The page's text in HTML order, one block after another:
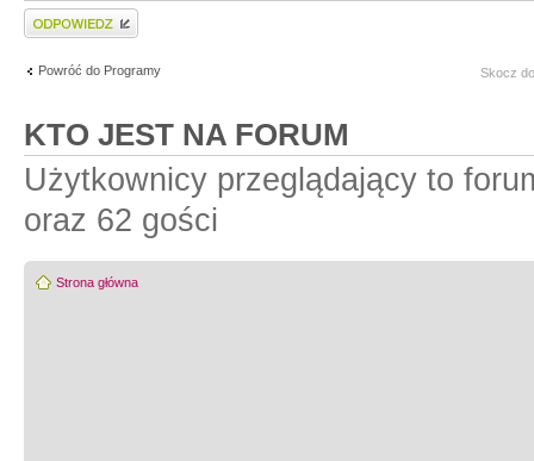
Wyślij odpowiedź
Powróć do Programy Skocz
KTO JEST NA FORUM
Użytkownicy przeglądający to
oraz 62 gości
Strona główna